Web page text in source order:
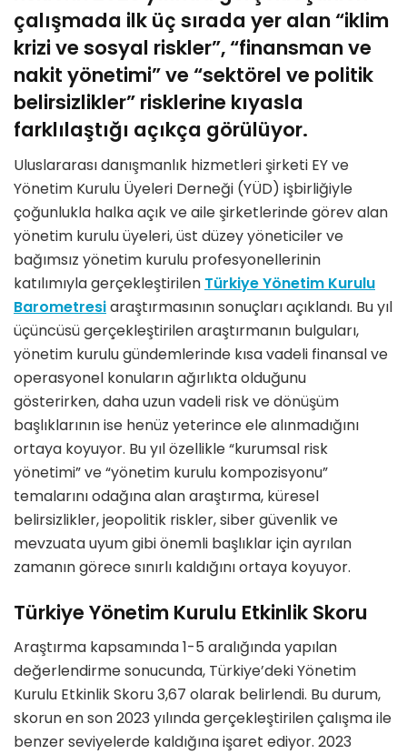
çalışmada ilk üç sırada yer alan “iklim
krizi ve sosyal riskler”, “finansman ve
nakit yönetimi” ve “sektörel ve politik
belirsizlikler” risklerine kıyasla
farklılaştığı açıkça görülüyor.
Uluslararası danışmanlık hizmetleri şirketi EY ve
Yönetim Kurulu Üyeleri Derneği (YÜD) işbirliğiyle
çoğunlukla halka açık ve aile şirketlerinde görev alan
yönetim kurulu üyeleri, üst düzey yöneticiler ve
bağımsız yönetim kurulu profesyonellerinin
katılımıyla gerçekleştirilen Türkiye Yönetim Kurulu
Barometresiaraştırmasının sonuçları açıklandı. Bu yıl
üçüncüsü gerçekleştirilen araştırmanın bulguları,
yönetim kurulu gündemlerinde kısa vadeli finansal ve
operasyonel konuların ağırlıkta olduğunu
gösterirken, daha uzun vadeli risk ve dönüşüm
başlıklarının ise henüz yeterince ele alınmadığını
ortaya koyuyor. Bu yıl özellikle “kurumsal risk
yönetimi” ve “yönetim kurulu kompozisyonu”
temalarını odağına alan araştırma, küresel
belirsizlikler, jeopolitik riskler, siber güvenlik ve
mevzuata uyum gibi önemli başlıklar için ayrılan
zamanın görece sınırlı kaldığını ortaya koyuyor.
Türkiye Yönetim Kurulu Etkinlik Skoru
Araştırma kapsamında 1-5 aralığında yapılan
değerlendirme sonucunda, Türkiye’deki Yönetim
Kurulu Etkinlik Skoru 3,67 olarak belirlendi. Bu durum,
skorun en son 2023 yılında gerçekleştirilen çalışma ile
benzer seviyelerde kaldığına işaret ediyor. 2023